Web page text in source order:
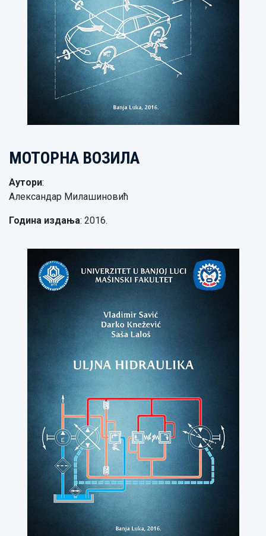
МОТОРНА ВОЗИЛА
Аутори:
Александар Милашиновић
Година издања: 2016.